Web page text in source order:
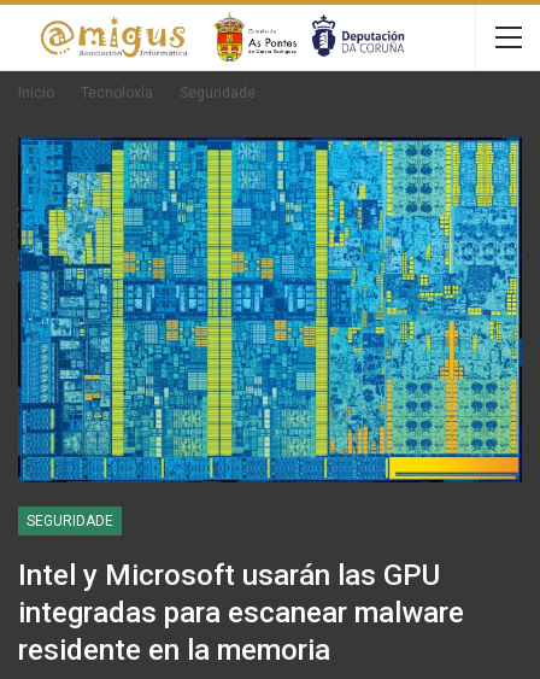
Inicio Tecnoloxía Seguridade
SEGURIDADE
Intel y Microsoft usarán las GPU
integradas para escanear malware
residente en la memoria